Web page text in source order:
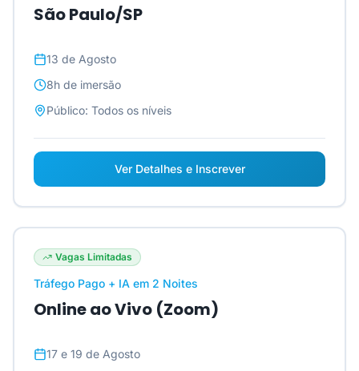
São Paulo/SP
13 de Agosto
8h de imersão
Público: Todos os níveis
Ver Detalhes e Inscrever
Vagas Limitadas
Tráfego Pago + IA em 2 Noites
Online ao Vivo (Zoom)
17 e 19 de Agosto